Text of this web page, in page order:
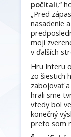
počítali,“
„Pred
nasadenie
moji
v ďalších
Hru Interu
zo šiestich
zabojovať
hrali sme
vtedy bol
konečný
preto som